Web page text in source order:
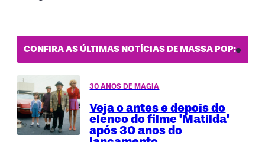
CONFIRA AS ÚLTIMAS NOTÍCIAS DE MASSA POP:
30 ANOS DE MAGIA
Veja o antes e depois do
elenco do filme 'Matilda'
após 30 anos do